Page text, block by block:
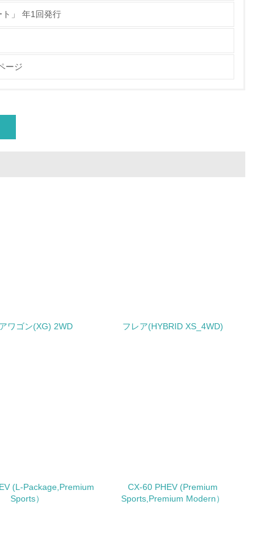
している
」 年1回発行
ージ
ワゴン(XG) 2WD フレア(HYBRID XS_4WD)
(L-Package,Premium
Sports）
CX-60 PHEV (Premium
Sports,Premium Modern）